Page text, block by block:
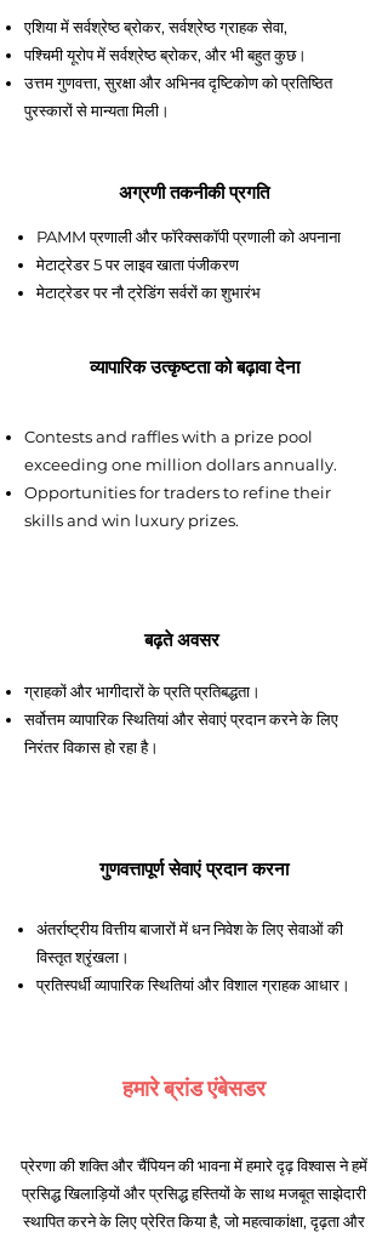
एशिया में सर्वश्रेष्ठ ब्रोकर, सर्वश्रेष्ठ ग्राहक सेवा,
पश्चिमी यूरोप में सर्वश्रेष्ठ ब्रोकर, और भी बहुत कुछ।
उत्तम गुणवत्ता, सुरक्षा और अभिनव दृष्टिकोण को प्रतिष्ठित
पुरस्कारों से मान्यता मिली।
अग्रणी तकनीकी प्रगति
PAMM प्रणाली और फॉरेक्सकॉपी प्रणाली को अपनाना
मेटाट्रेडर 5 पर लाइव खाता पंजीकरण
मेटाट्रेडर पर नौ ट्रेडिंग सर्वरों का शुभारंभ
व्यापारिक उत्कृष्टता को बढ़ावा देना
Contests and raffles with a prize pool
exceeding one million dollars annually.
Opportunities for traders to refine their
skills and win luxury prizes.
बढ़ते अवसर
ग्राहकों और भागीदारों के प्रति प्रतिबद्धता।
सर्वोत्तम व्यापारिक स्थितियां और सेवाएं प्रदान करने के लिए
निरंतर विकास हो रहा है।
गुणवत्तापूर्ण सेवाएं प्रदान करना
अंतर्राष्ट्रीय वित्तीय बाजारों में धन निवेश के लिए सेवाओं की
विस्तृत श्रृंखला।
प्रतिस्पर्धी व्यापारिक स्थितियां और विशाल ग्राहक आधार।
हमारे ब्रांड एंबेसडर
प्रेरणा की शक्ति और चैंपियन की भावना में हमारे दृढ़ विश्वास ने हमें
प्रसिद्ध खिलाड़ियों और प्रसिद्ध हस्तियों के साथ मजबूत साझेदारी
स्थापित करने के लिए प्रेरित किया है, जो महत्वाकांक्षा, दृढ़ता और